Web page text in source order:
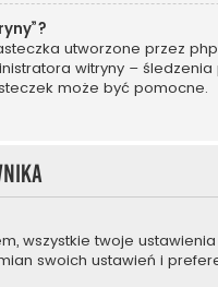
utworzone przez
witryny –
może być pomocne.
wszystkie twoje
swoich ustawień i